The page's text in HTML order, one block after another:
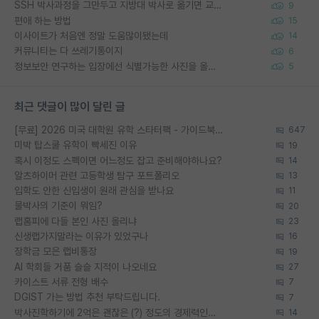
SSH 박사과정을 그만두고 지방대 박사로 옮기면 교수의 꿈은 끝일까요? 9
편애 하는 방법 15
이사이트가 처음엔 정말 도움많이됐는데 14
커뮤니티는 다 쓰레기통이지 6
정보보안 연구하는 입장에선 식별가능한 사진을 올리는건 비추이긴함 5
최근 댓글이 많이 달린 글
[무료] 2026 미국 대학원 유학 스타터팩 - 가이드북 & 합격자 컨택메일 템플릿 647
미박 탑스쿨 유학이 빡세진 이유 19
혹시 이정도 스펙이면 어느정도 잡고 준비해야하나요? 14
알츠하이머 관련 고등학생 탐구 포트폴리오 13
입학도 안한 신입생이 원래 관심을 받나요 11
물박사의 기준이 뭐임? 20
랩홈피에 다들 본인 사진 올리냐 23
신생랩가지말라는 이유가 있었구나 16
장학금 모은 랩비통장 19
AI 학회들 거품 슬슬 지적이 나오네요 27
카이스트 서류 전형 배수 7
DGIST 가는 방법 추천 부탁드립니다. 7
박사진학하기에 2억은 괜찮은 (?) 정도의 경제력인가요 14